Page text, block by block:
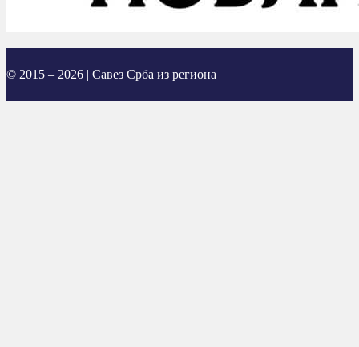
© 2015 – 2026 | Савез Срба из региона